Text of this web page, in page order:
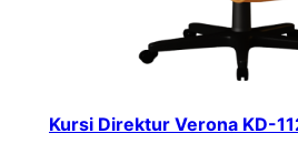
Kursi Direktur Verona KD-